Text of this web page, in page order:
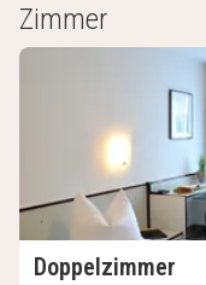
Zimmer
Doppelzimmer